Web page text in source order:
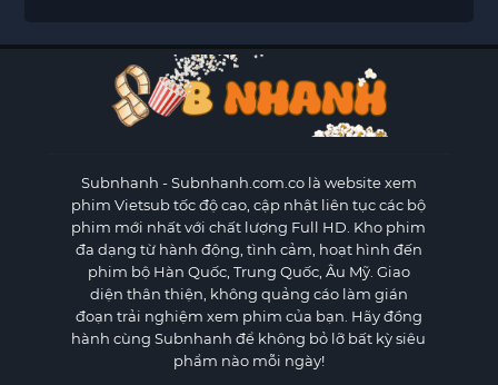
Subnhanh - Subnhanh.com.co là website xem
phim Vietsub tốc độ cao, cập nhật liên tục các bộ
phim mới nhất với chất lượng Full HD. Kho phim
đa dạng từ hành động, tình cảm, hoạt hình đến
phim bộ Hàn Quốc, Trung Quốc, Âu Mỹ. Giao
diện thân thiện, không quảng cáo làm gián
đoạn trải nghiệm xem phim của bạn. Hãy đồng
hành cùng Subnhanh để không bỏ lỡ bất kỳ siêu
phẩm nào mỗi ngày!